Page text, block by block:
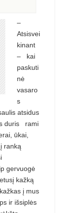
–
Atsisvei
kinant
– kai
paskuti
nė
vasaro
s
atsidus
duris rami
ūkai,
ranką
gervuogė
kažką
į mus
ir išsiplės